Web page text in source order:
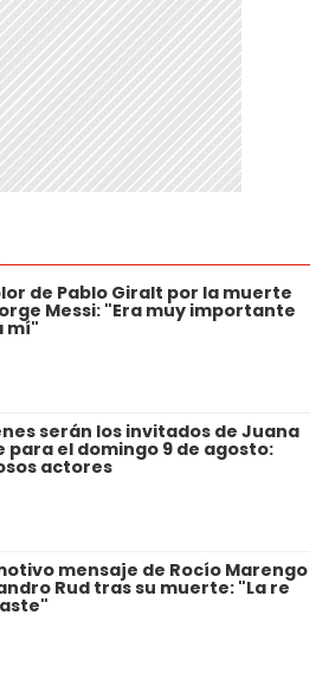
de Pablo Giralt por la muerte
Messi: "Era muy importante
mí"
serán los invitados de Juana
para el domingo 9 de agosto:
actores
mensaje de Rocío Marengo
Rud tras su muerte: "La re